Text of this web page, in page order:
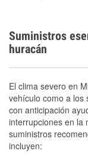
Suministros
huracán
El clima severo en
vehículo como a los
con anticipación
interrupciones en la
suministros
incluyen: